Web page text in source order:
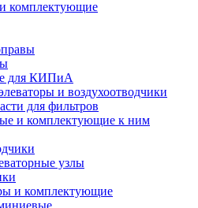
комплектующие
для КИПиА
и воздухоотводчики
для фильтров
и комплектующие к ним
узлы
и комплектующие